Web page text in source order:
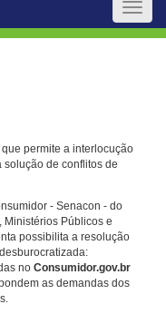
Toggle
permite a interlocução
de conflitos de
- Senacon - do
Ministérios Públicos e
possibilita a resolução
no Consumidor.gov.br
as demandas dos